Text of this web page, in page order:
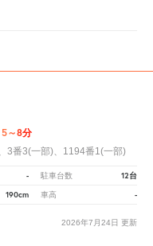
5～8分
3番3(一部)、1194番1(一部)
- 駐車台数 12台
190cm 車高 -
2026年7月24日 更新